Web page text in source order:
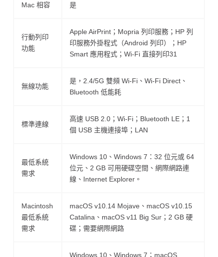
Mac 相容 是
行動列印
功能
Apple AirPrint；Mopria 列印服務；HP 列
印服務外掛程式（Android 列印）；HP
Smart 應用程式；Wi-Fi 直接列印31
無線功能
是，2.4/5G 雙頻 Wi-Fi、Wi-Fi Direct、
Bluetooth 低能耗
標準連線
高速 USB 2.0；Wi-Fi；Bluetooth LE；1
個 USB 主機連接埠；LAN
最低系統
需求
Windows 10、Windows 7：32 位元或 64
位元、2 GB 可用硬碟空間、網際網路連
線、Internet Explorer。
Macintosh
最低系統
需求
macOS v10.14 Mojave、macOS v10.15
Catalina、macOS v11 Big Sur；2 GB 硬
碟；需要網際網路
Windows 10、Windows 7；macOS